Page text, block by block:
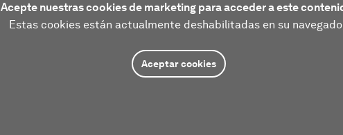
Acepte nuestras cookies de marketing para acceder a este
Estas cookies están actualmente deshabilitadas en su
Aceptar cookies